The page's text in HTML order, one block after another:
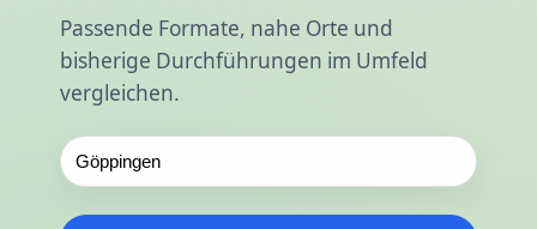
Passende Formate, nahe Orte und
bisherige Durchführungen im Umfeld
vergleichen.